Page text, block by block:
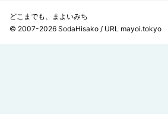
どこまでも、まよいみち
© 2007-2026 SodaHisako / URL mayoi.tokyo